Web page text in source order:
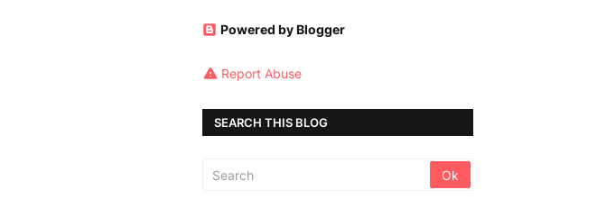
Powered by Blogger
Report Abuse
SEARCH THIS BLOG